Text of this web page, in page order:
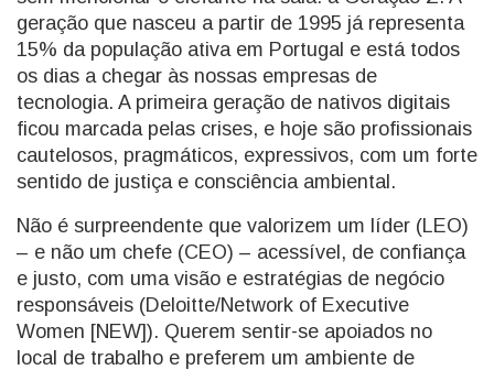
geração que nasceu a partir de 1995 já representa
15% da população ativa em Portugal e está todos
os dias a chegar às nossas empresas de
tecnologia. A primeira geração de nativos digitais
ficou marcada pelas crises, e hoje são profissionais
cautelosos, pragmáticos, expressivos, com um forte
sentido de justiça e consciência ambiental.
Não é surpreendente que valorizem um líder (LEO)
– e não um chefe (CEO) – acessível, de confiança
e justo, com uma visão e estratégias de negócio
responsáveis (Deloitte/Network of Executive
Women [NEW]). Querem sentir-se apoiados no
local de trabalho e preferem um ambiente de